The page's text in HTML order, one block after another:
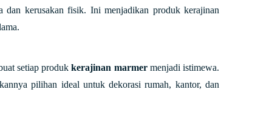
dan kerusakan fisik. Ini menjadikan produk kerajinan
setiap produkkerajinan marmermenjadi istimewa.
pilihan ideal untuk dekorasi rumah, kantor, dan